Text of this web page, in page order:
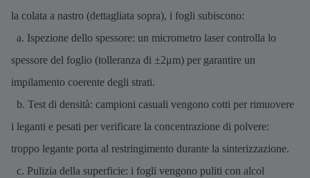
la colata a nastro (dettagliata sopra), i fogli subiscono:
a. Ispezione dello spessore: un micrometro laser controlla lo
spessore del foglio (tolleranza di ±2μm) per garantire un
impilamento coerente degli strati.
b. Test di densità: campioni casuali vengono cotti per rimuovere
i leganti e pesati per verificare la concentrazione di polvere:
troppo legante porta al restringimento durante la sinterizzazione.
c. Pulizia della superficie: i fogli vengono puliti con alcol